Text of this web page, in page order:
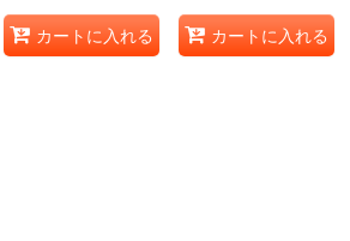
カートに入れる カートに入れる